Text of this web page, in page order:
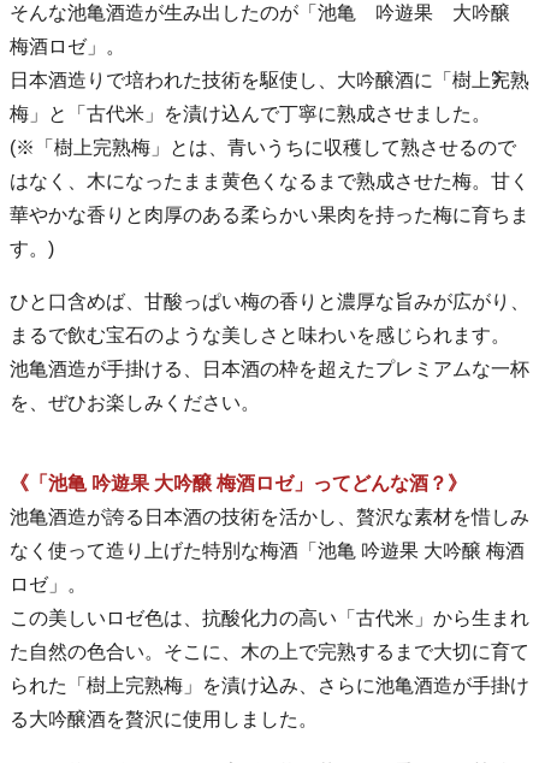
そんな池亀酒造が生み出したのが「池亀 吟遊果 大吟醸
梅酒ロゼ」。
日本酒造りで培われた技術を駆使し、大吟醸酒に「樹上完熟
梅」と「古代米」を漬け込んで丁寧に熟成させました。
(※「樹上完熟梅」とは、青いうちに収穫して熟させるので
はなく、木になったまま黄色くなるまで熟成させた梅。甘く
華やかな香りと肉厚のある柔らかい果肉を持った梅に育ちま
す。)
ひと口含めば、甘酸っぱい梅の香りと濃厚な旨みが広がり、
まるで飲む宝石のような美しさと味わいを感じられます。
池亀酒造が手掛ける、日本酒の枠を超えたプレミアムな一杯
を、ぜひお楽しみください。
《「池亀 吟遊果 大吟醸 梅酒ロゼ」ってどんな酒？》
池亀酒造が誇る日本酒の技術を活かし、贅沢な素材を惜しみ
なく使って造り上げた特別な梅酒「池亀 吟遊果 大吟醸 梅酒
ロゼ」。
この美しいロゼ色は、抗酸化力の高い「古代米」から生まれ
た自然の色合い。そこに、木の上で完熟するまで大切に育て
られた「樹上完熟梅」を漬け込み、さらに池亀酒造が手掛け
る大吟醸酒を贅沢に使用しました。